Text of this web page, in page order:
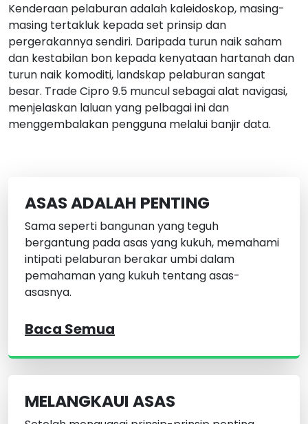
Kenderaan pelaburan adalah kaleidoskop, masing-
masing tertakluk kepada set prinsip dan
pergerakannya sendiri. Daripada turun naik saham
dan kestabilan bon kepada kenyataan hartanah dan
turun naik komoditi, landskap pelaburan sangat
besar. Trade Cipro 9.5 muncul sebagai alat navigasi,
menjelaskan laluan yang pelbagai ini dan
menggembalakan pengguna melalui banjir data.
ASAS ADALAH PENTING
Sama seperti bangunan yang teguh
bergantung pada asas yang kukuh, memahami
intipati pelaburan berakar umbi dalam
pemahaman yang kukuh tentang asas-
asasnya.
Baca Semua
MELANGKAUI ASAS